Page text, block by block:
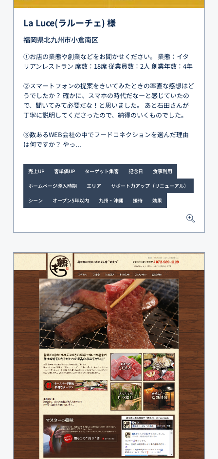
La Luce(ラルーチェ) 様
福岡県北九州市小倉南区
①お店の業態や創業などをお聞かせください。 業態：イタ
リアンレストラン 席数：18席 従業員数：2人 創業年数：4年
②スマートフォンの提案をきいてみたときの率直な感想はど
うでしたか？ 確かに、スマホの時代だなーと感じていたの
で、聞いてみて必要だな！と思いました。 あと石田さんが
丁寧に説明してくださったので、納得のいくものでした。
③数あるWEB会社の中でフードコネクションを選んだ理由
は何ですか？ やっ...
売上UP 客単価UP ターゲット集客 記念日
食事利用
ホームページ導入時期
エリア
サポート力アップ（リニューアル）
シーン
オープン5年以内 九州・沖縄 接待 効果